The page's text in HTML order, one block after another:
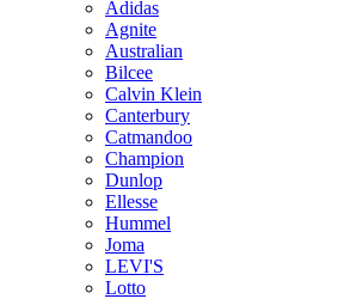
Adidas
Agnite
Australian
Bilcee
Calvin Klein
Canterbury
Catmandoo
Champion
Dunlop
Ellesse
Hummel
Joma
LEVI'S
Lotto